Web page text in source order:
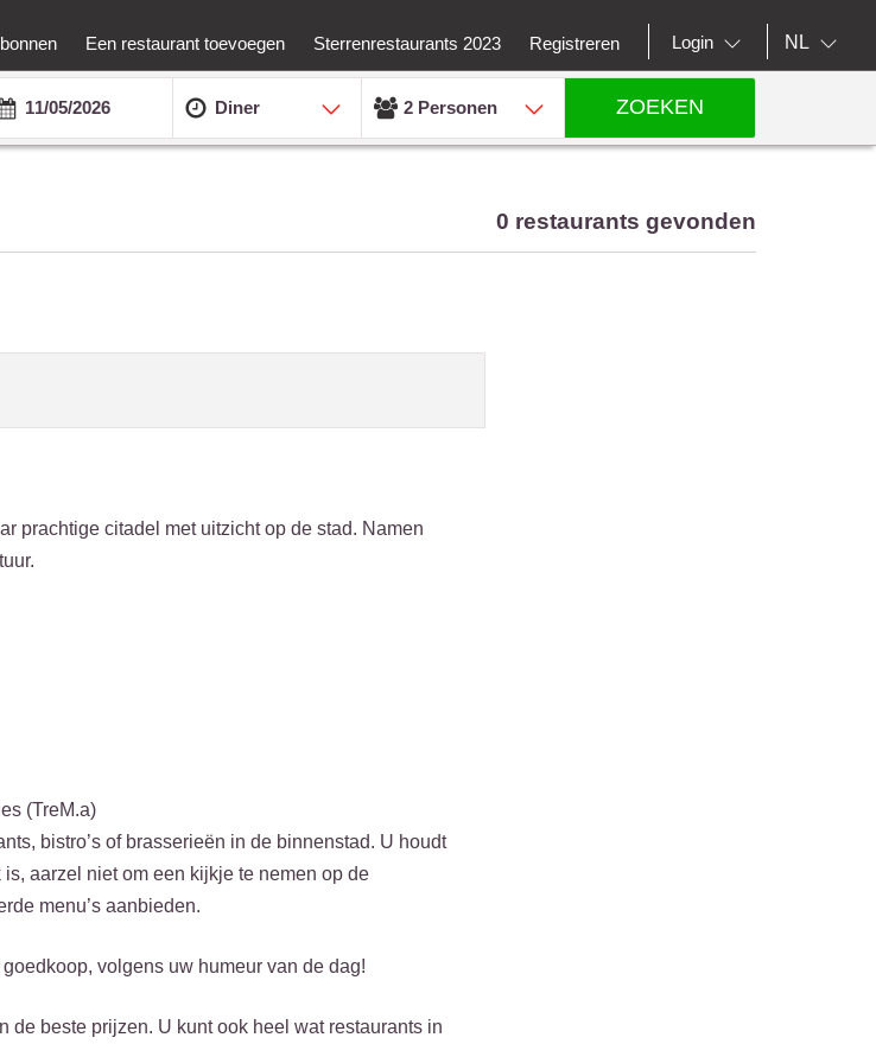
Een restaurant toevoegen Sterrenrestaurants 2023 Registreren Login NL
Diner 2 Personen ZOEKEN
0 restaurants gevonden
prachtige citadel met uitzicht op de stad. Namen
(TreM.a)
bistro’s of brasserieën in de binnenstad. U houdt
aarzel niet om een kijkje te nemen op de
menu’s aanbieden.
volgens uw humeur van de dag!
de beste prijzen. U kunt ook heel wat restaurants in